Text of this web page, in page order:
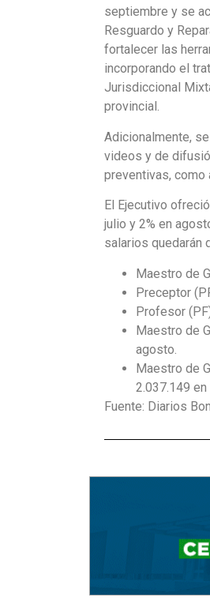
septiembre y se
Resguardo y
fortalecer las
incorporando el
Jurisdiccional
provincial.
Adicionalmente,
videos y de
preventivas, como
El Ejecutivo
julio y 2% en
salarios quedarán
Maestro de
Preceptor
Profesor
Maestro de
agosto.
Maestro de
2.037.149 en
Fuente: Diarios